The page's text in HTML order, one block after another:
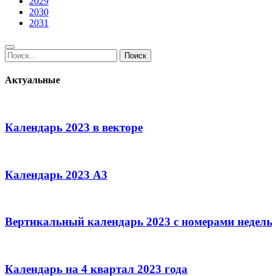
2030
2031
Поиск:
Поиск
Актуальные
Календарь 2023 в векторе
Календарь 2023 А3
Вертикальный календарь 2023 с номерами недель
Календарь на 4 квартал 2023 года